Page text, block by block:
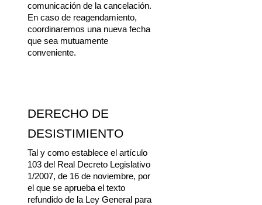
comunicación de la cancelación.
En caso de reagendamiento,
coordinaremos una nueva fecha
que sea mutuamente
conveniente.
DERECHO DE
DESISTIMIENTO
Tal y como establece el artículo
103 del Real Decreto Legislativo
1/2007, de 16 de noviembre, por
el que se aprueba el texto
refundido de la Ley General para